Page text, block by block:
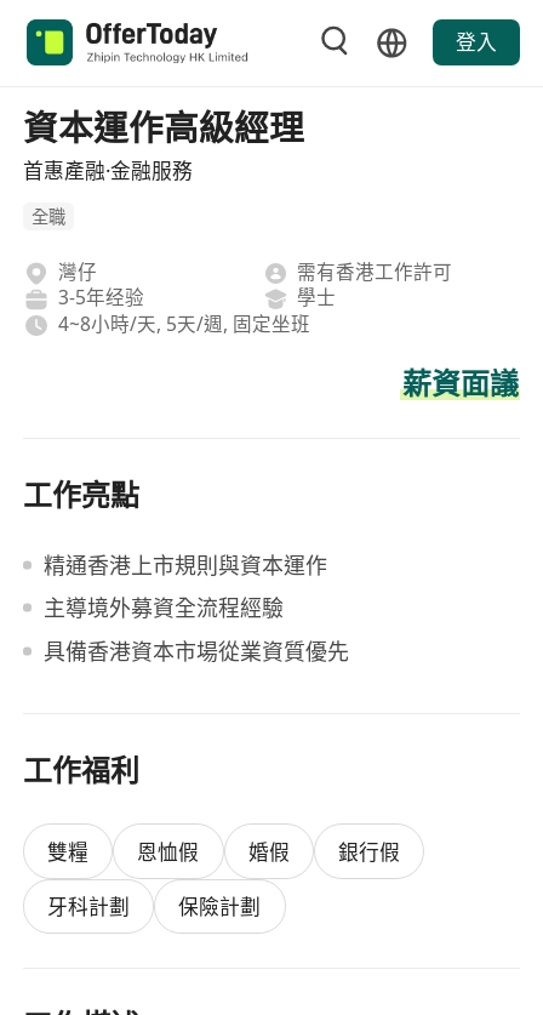
登入
資本運作高級經理
首惠產融·金融服務
全職
灣仔
需有香港工作許可
3-5年经验
學士
4~8小時/天, 5天/週, 固定坐班
薪資面議
工作亮點
精通香港上市規則與資本運作
主導境外募資全流程經驗
具備香港資本市場從業資質優先
工作福利
雙糧 恩恤假 婚假
銀行假
牙科計劃
保險計劃